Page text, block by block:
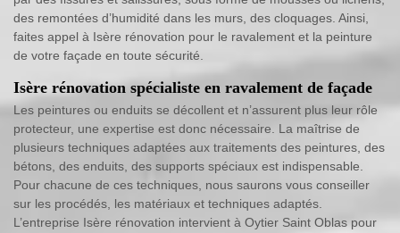
des remontées d’humidité dans les murs, des cloquages. Ainsi,
faites appel à Isère rénovation pour le ravalement et la peinture
de votre façade en toute sécurité.
Isère rénovation spécialiste en ravalement de façade
Les peintures ou enduits se décollent et n’assurent plus leur rôle
protecteur, une expertise est donc nécessaire. La maîtrise de
plusieurs techniques adaptées aux traitements des peintures, des
bétons, des enduits, des supports spéciaux est indispensable.
Pour chacune de ces techniques, nous saurons vous conseiller
sur les procédés, les matériaux et techniques adaptés.
L’entreprise Isère rénovation intervient à Oytier Saint Oblas pour